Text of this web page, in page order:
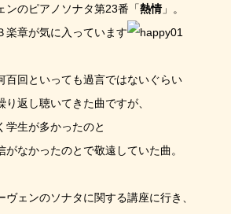
ンのピアノソナタ第23番「熱情」。
楽章が気に入っています
百回といっても過言ではないぐらい
り返し聴いてきた曲ですが、
学生が多かったのと
がなかったのとで敬遠していた曲。
ヴェンのソナタに関する講座に行き、